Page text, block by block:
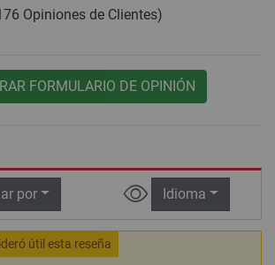
Opiniones de Clientes)
FORMULARIO DE OPINIÓN
por Idioma
útil esta reseña